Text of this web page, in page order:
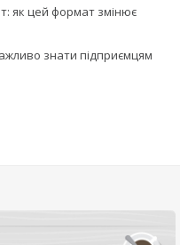
як цей формат змінює
знати підприємцям